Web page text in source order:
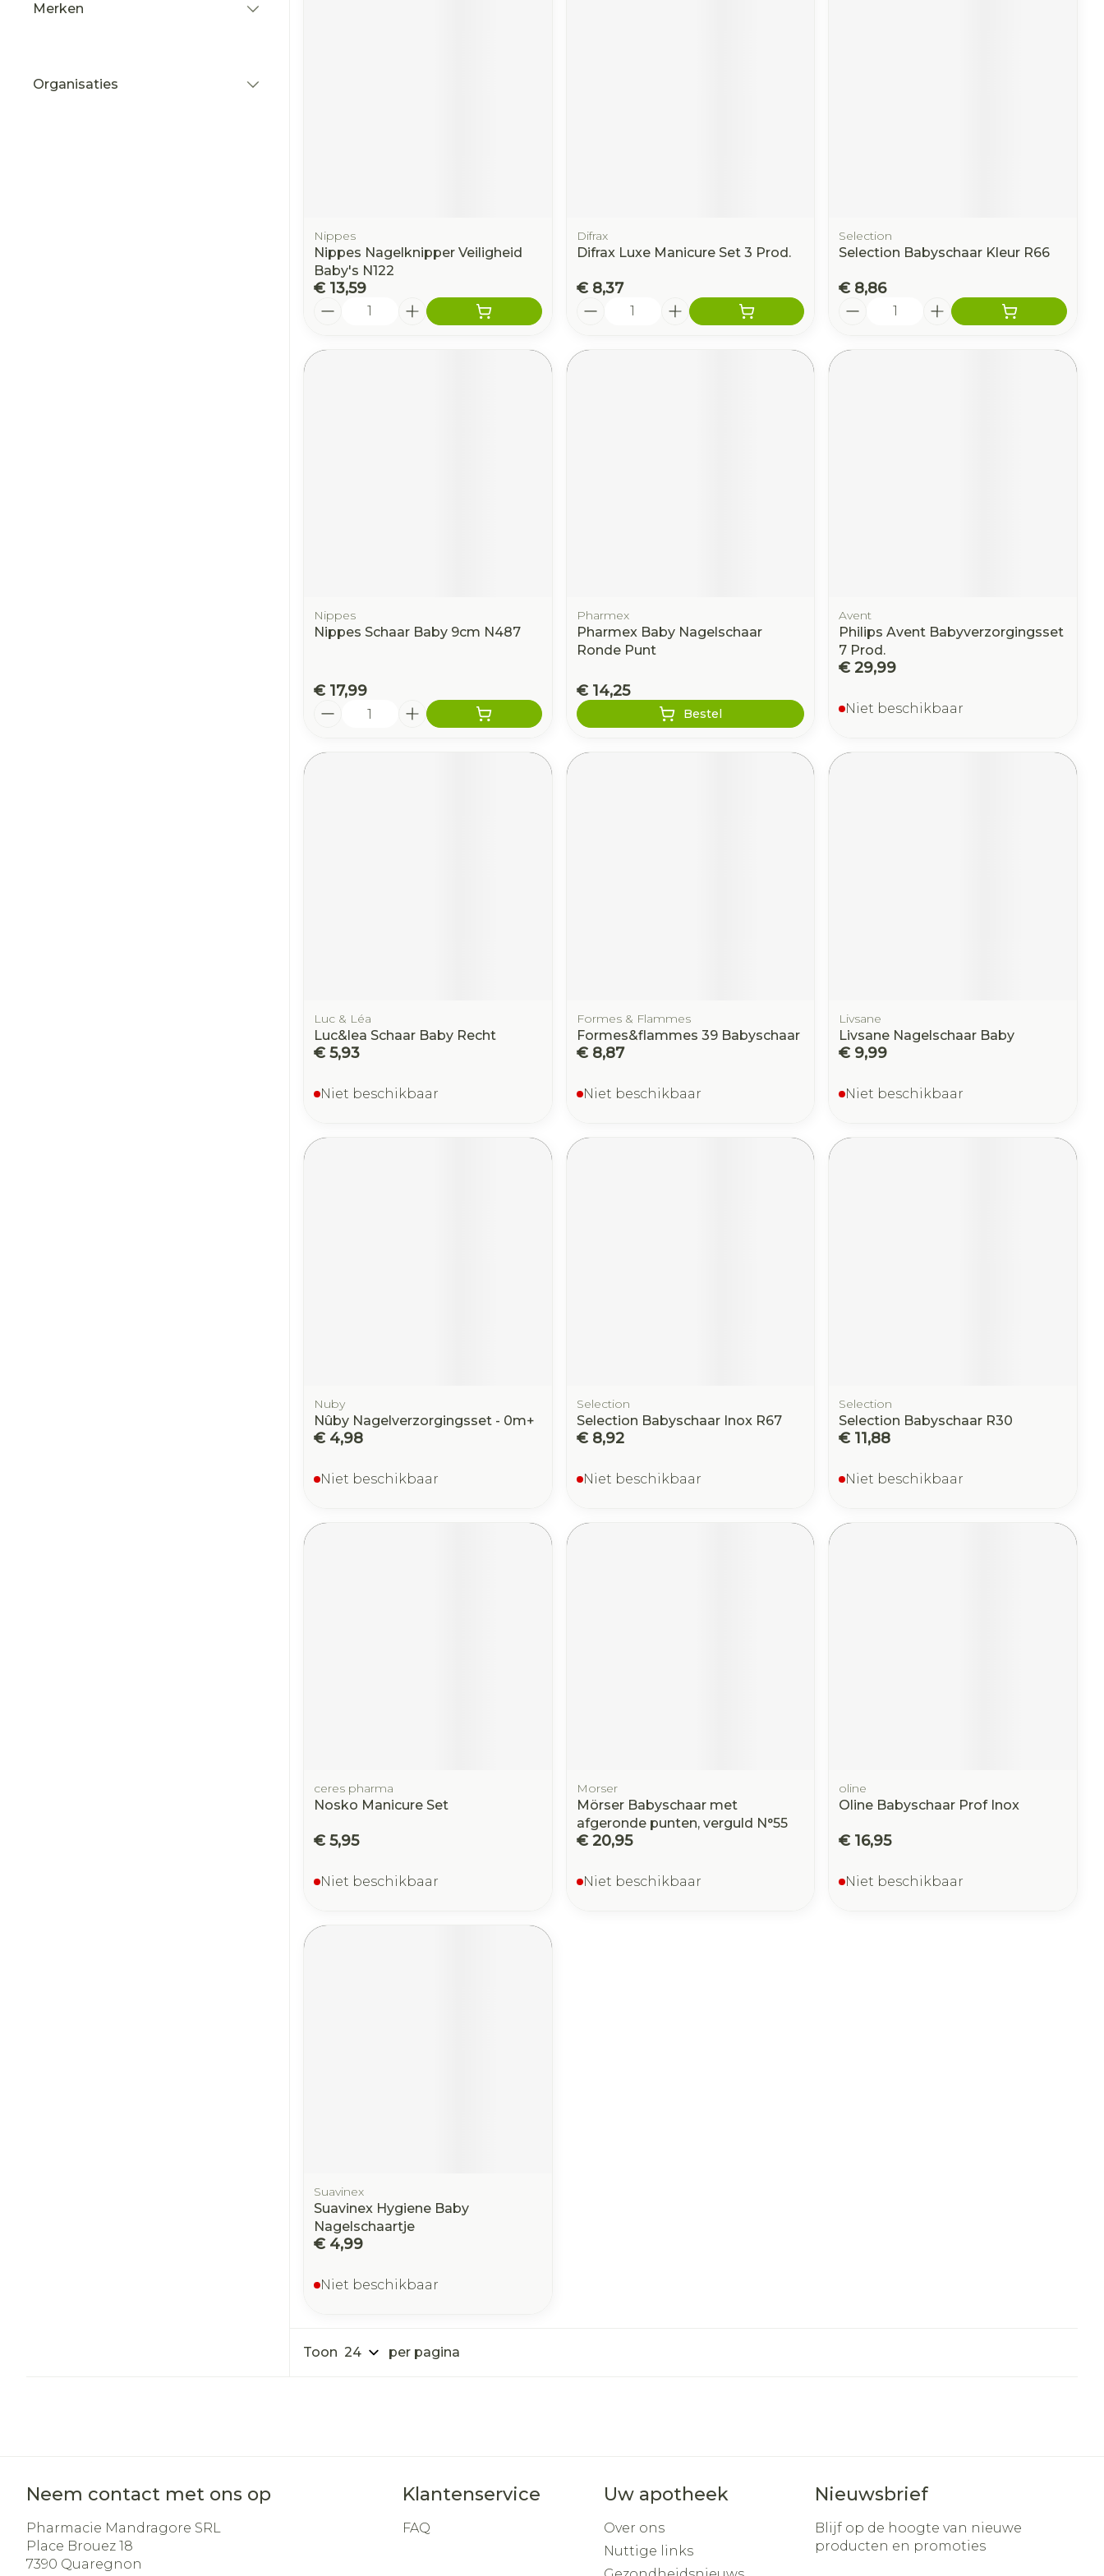
Merken
Organisaties
Nippes
Nippes Nagelknipper Veiligheid
Baby's N122
€ 13,59
Difrax
Difrax Luxe Manicure Set 3 Prod.
€ 8,37
Selection
Selection Babyschaar Kleur R66
€ 8,86
Nippes
Nippes Schaar Baby 9cm N487
€ 17,99
Pharmex
Pharmex Baby Nagelschaar
Ronde Punt
€ 14,25
Bestel
Avent
Philips Avent Babyverzorgingsset
7 Prod.
€ 29,99
Niet beschikbaar
Luc & Léa
Luc&lea Schaar Baby Recht
€ 5,93
Niet beschikbaar
Formes & Flammes
Formes&flammes 39 Babyschaar
€ 8,87
Niet beschikbaar
Livsane
Livsane Nagelschaar Baby
€ 9,99
Niet beschikbaar
Nuby
Nûby Nagelverzorgingsset - 0m+
€ 4,98
Niet beschikbaar
Selection
Selection Babyschaar Inox R67
€ 8,92
Niet beschikbaar
Selection
Selection Babyschaar R30
€ 11,88
Niet beschikbaar
ceres pharma
Nosko Manicure Set
€ 5,95
Niet beschikbaar
Morser
Mörser Babyschaar met
afgeronde punten, verguld N°55
€ 20,95
Niet beschikbaar
oline
Oline Babyschaar Prof Inox
€ 16,95
Niet beschikbaar
Suavinex
Suavinex Hygiene Baby
Nagelschaartje
€ 4,99
Niet beschikbaar
Toon per pagina
Neem contact met ons op
Pharmacie Mandragore SRL
Place Brouez 18
7390 Quaregnon
Klantenservice
FAQ
Uw apotheek
Over ons
Nuttige links
Nieuwsbrief
Blijf op de hoogte van nieuwe
producten en promoties